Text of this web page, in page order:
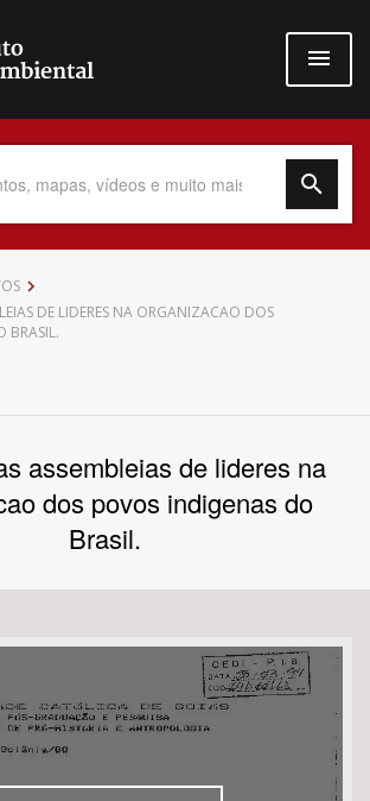
DE LIDERES NA ORGANIZACAO DOS
BRASIL.
assembleias de lideres na
dos povos indigenas do
Brasil.